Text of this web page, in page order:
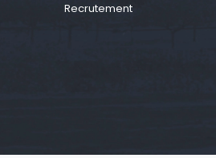
Recrutement